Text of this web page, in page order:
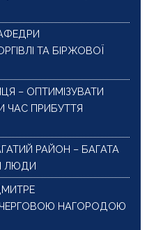
ТА БІРЖОВОЇ
– ОПТИМІЗУВАТИ
ЧАС ПРИБУТТЯ
РАЙОН – БАГАТА
ЛЮДИ
ЧЕРГОВОЮ НАГОРОДОЮ